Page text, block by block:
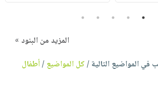
1
2
3
4
5
المزيد من البنود »
المواضيع التالية /كل المواضيع/أطفال